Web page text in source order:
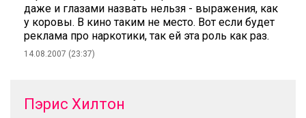
даже и глазами назвать нельзя - выражения, как
у коровы. В кино таким не место. Вот если будет
реклама про наркотики, так ей эта роль как раз.
14.08.2007 (23:37)
Пэрис Хилтон